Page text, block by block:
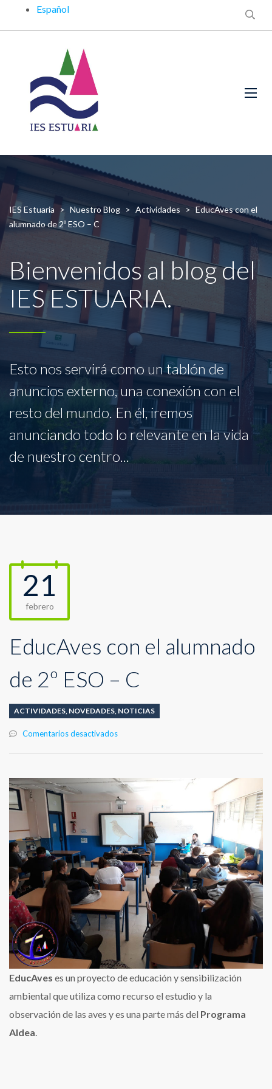
Español
IES Estuaria > Nuestro Blog > Actividades > EducAves con el
alumnado de 2º ESO – C
Bienvenidos al blog del
IES ESTUARIA.
Esto nos servirá como un tablón de
anuncios externo, una conexión con el
resto del mundo. En él, iremos
anunciando todo lo relevante en la vida
de nuestro centro...
21
febrero
EducAves con el alumnado
de 2º ESO – C
ACTIVIDADES, NOVEDADES, NOTICIAS
Comentarios desactivadosen
EducAves
el
alumnado
de
2º
ESO
–
EducAves es un proyecto de educación y sensibilización
ambiental que utiliza como recurso el estudio y la
observación de las aves y es una parte más del Programa
Aldea